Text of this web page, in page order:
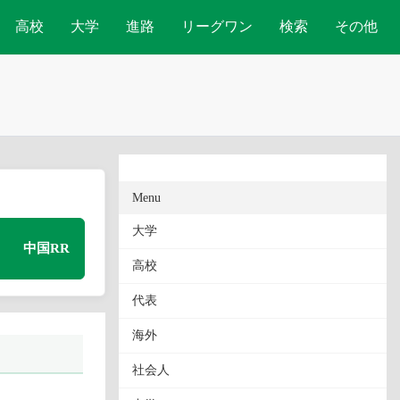
高校 大学 進路 リーグワン 検索 その他
中国RR
Menu
大学
高校
代表
海外
社会人